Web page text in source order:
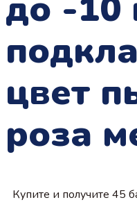
цвет
роза
Купите и получите 45